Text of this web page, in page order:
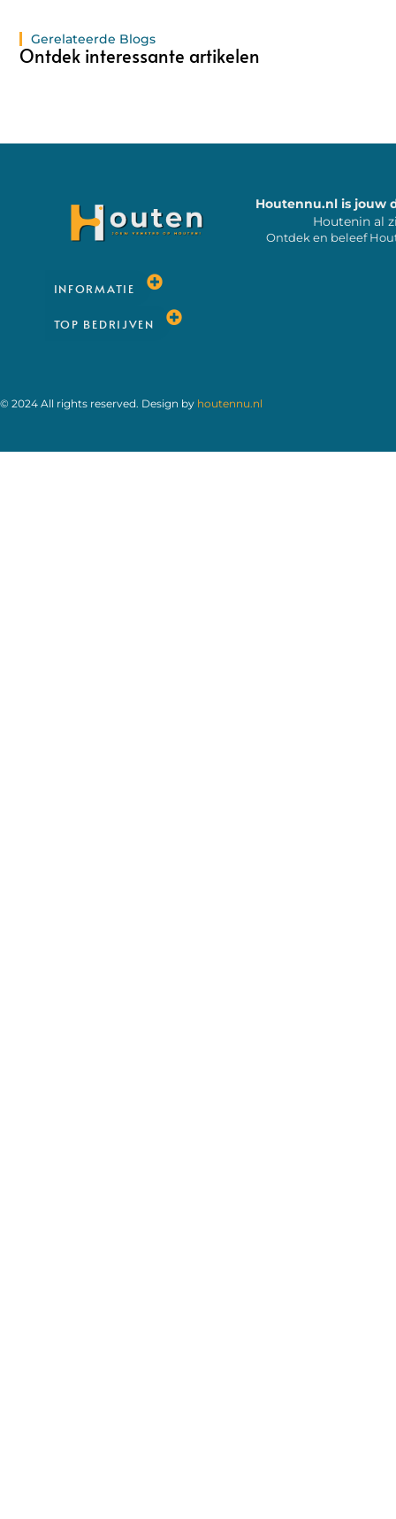
Gerelateerde Blogs
Ontdek interessante artikelen
Houtennu.nl is jouw
Houtenin al
Ontdek en beleef
INFORMATIE
TOP BEDRIJVEN
© 2024 All rights reserved. Design by houtennu.nl